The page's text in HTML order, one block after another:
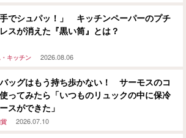
手でシュパッ！」 キッチンペーパーのプチ
スが消えた『黒い筒』とは？
キッチン 2026.08.06
ッグはもう持ち歩かない！ サーモスのコ
ってみたら「いつものリュックの中に保冷
スができた」
2026.07.10